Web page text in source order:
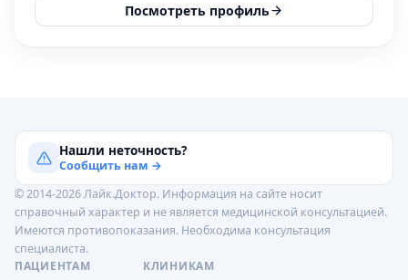
Посмотреть профиль
Нашли неточность?
Сообщить нам →
© 2014-2026 Лайк.Доктор. Информация на сайте носит
справочный характер и не является медицинской консультацией.
Имеются противопоказания. Необходима консультация
специалиста.
ПАЦИЕНТАМ
КЛИНИКАМ